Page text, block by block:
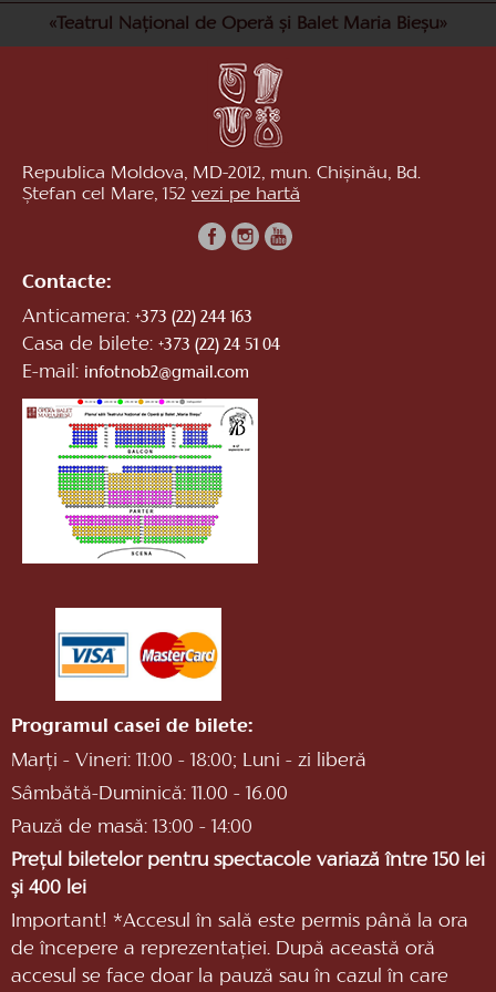
«Teatrul Național de Operă și Balet Maria Bieșu»
Republica Moldova, MD-2012, mun. Chișinău, Bd.
Ștefan cel Mare, 152 vezi pe hartă
Contacte:
Anticamera: +373 (22) 244 163
Casa de bilete: +373 (22) 24 51 04
E-mail: infotnob2@gmail.com
Programul casei de bilete:
Marți - Vineri: 11:00 - 18:00; Luni - zi liberă
Sâmbătă-Duminică: 11.00 - 16.00
Pauză de masă: 13:00 - 14:00
Prețul biletelor pentru spectacole variază între 150 lei
și 400 lei
Important! *Accesul în sală este permis până la ora
de începere a reprezentaţiei. După această oră
accesul se face doar la pauză sau în cazul în care